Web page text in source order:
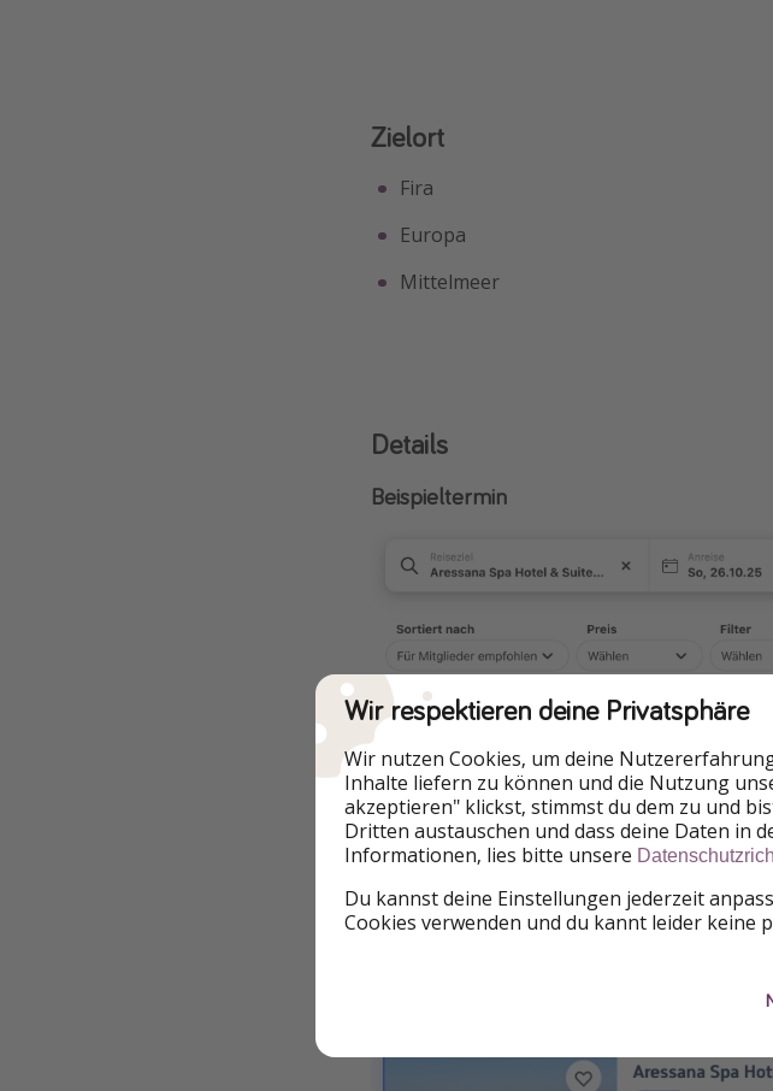
Zielort
Fira
Europa
Mittelmeer
Details
Beispieltermin
An unserem Beispieltermin konnten wir
also auf "Unser niedrigster Preis" und
Wir respektieren deine Privatsphäre
Wir nutzen Cookies, um deine
Inhalte liefern zu können und die Nutzung
akzeptieren" klickst, stimmst du dem zu und
Dritten austauschen und dass deine Daten in
Informationen, lies bitte unsere
Du kannst deine Einstellungen jederzeit
Cookies verwenden und du kannt leider keine